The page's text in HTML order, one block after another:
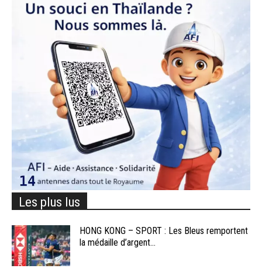
Les plus lus
HONG KONG – SPORT : Les Bleus remportent
la médaille d’argent...